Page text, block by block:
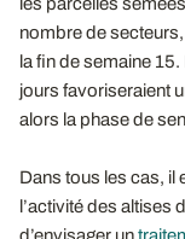
les parcelles
nombre de
la fin de semaine
jours favoriseraient
alors la phase de
Dans tous les cas, il
l’activité des altises